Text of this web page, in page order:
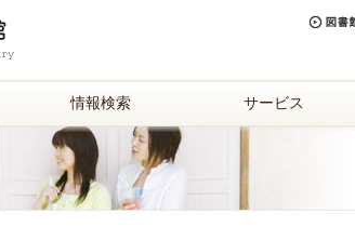
情報検索 サービス